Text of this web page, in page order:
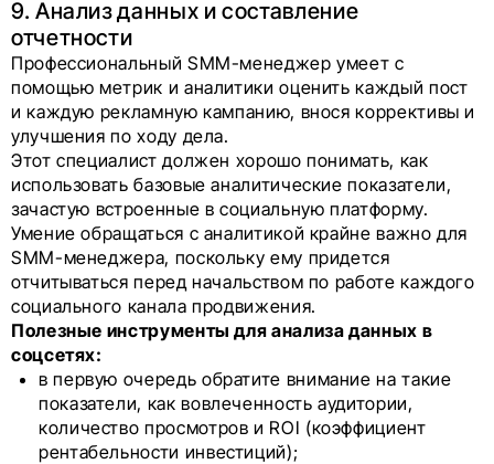
9. Анализ данных и составление
отчетности
Профессиональный SMM-менеджер умеет с
помощью метрик и аналитики оценить каждый пост
и каждую рекламную кампанию, внося коррективы и
улучшения по ходу дела.
Этот специалист должен хорошо понимать, как
использовать базовые аналитические показатели,
зачастую встроенные в социальную платформу.
Умение обращаться с аналитикой крайне важно для
SMM-менеджера, поскольку ему придется
отчитываться перед начальством по работе каждого
социального канала продвижения.
Полезные инструменты для анализа данных в
соцсетях:
в первую очередь обратите внимание на такие
показатели, как вовлеченность аудитории,
количество просмотров и ROI (коэффициент
рентабельности инвестиций);